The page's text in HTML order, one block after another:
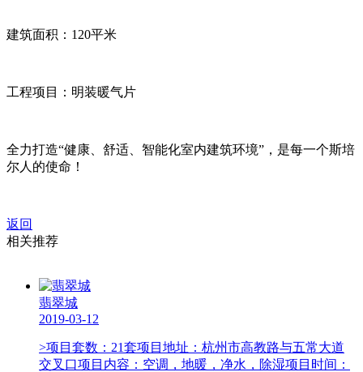
建筑面积：120平米
工程项目：明装暖气片
全力打造“健康、舒适、智能化室内建筑环境”，是每一个斯培
尔人的使命！
返回
相关推荐
翡翠城
2019-03-12
>项目套数：21套项目地址：杭州市高教路与五常大道
交叉口项目内容：空调，地暖，净水，除湿项目时间：